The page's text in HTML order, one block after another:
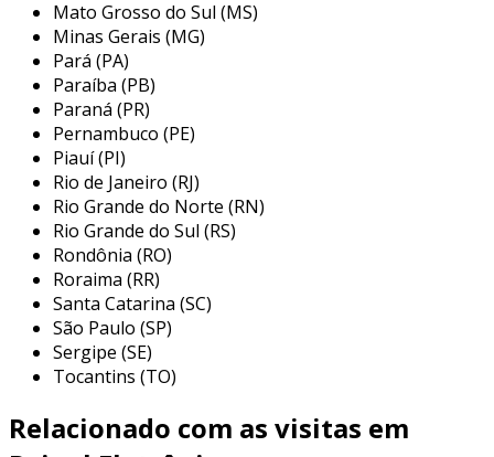
outro ponto importante é a durabilidade. os
leds são conhecidos por sua longa vida útil,
reduzindo a necessidade de substituição
frequente. isso representa uma economia
significativa para empresas que realizam
investimentos em publicidade.
por fim, muitos painéis atuais são equipados
com conectividade via wi-fi ou bluetooth. essa
funcionalidade permite a atualização de
conteúdo em tempo real, otimizando o uso das
mensagens publicitárias.
benefícios de utilizar painéis
eletrônicos led
os painéis eletrônicos led oferecem diversos
Mato Grosso do Sul (MS)
Minas Gerais (MG)
Pará (PA)
Paraíba (PB)
Paraná (PR)
Pernambuco (PE)
Piauí (PI)
Rio de Janeiro (RJ)
Rio Grande do Norte (RN)
Rio Grande do Sul (RS)
Rondônia (RO)
Roraima (RR)
Santa Catarina (SC)
São Paulo (SP)
Sergipe (SE)
Tocantins (TO)
Relacionado com as visitas em